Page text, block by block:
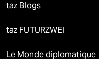
taz Blogs
taz FUTURZWEI
Le Monde diplomatique